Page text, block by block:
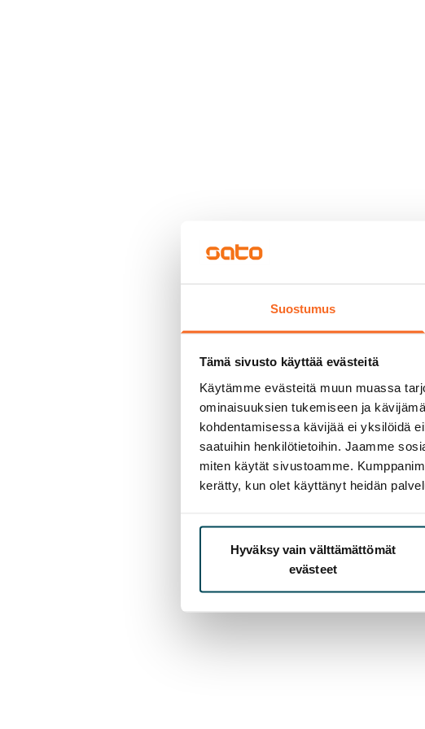
Suostumus
Tämä sivusto käyttää evästeitä
Käytämme evästeitä muun muassa
ominaisuuksien tukemiseen ja
kohdentamisessa kävijää ei yksilöidä
saatuihin henkilötietoihin. Jaamme
miten käytät sivustoamme.
kerätty, kun olet käyttänyt heidän
Hyväksy vain välttämättömät
evästeet